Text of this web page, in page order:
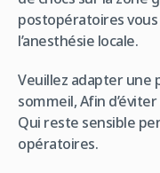
postopératoires
l’anesthésie locale.
Veuillez adapter une
sommeil, Afin
Qui reste sensible
opératoires.